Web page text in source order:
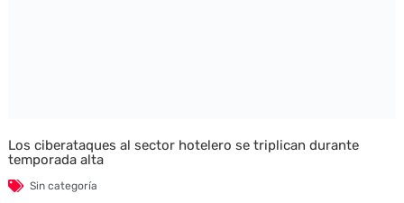
Los ciberataques al sector hotelero se triplican durante
temporada alta
Sin categoría